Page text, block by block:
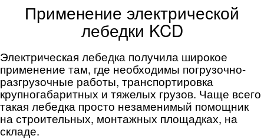
Применение электрической
лебедки KCD
Электрическая лебедка получила широкое
применение там, где необходимы погрузочно-
разгрузочные работы, транспортировка
крупногабаритных и тяжелых грузов. Чаще всего
такая лебедка просто незаменимый помощник
на строительных, монтажных площадках, на
складе.